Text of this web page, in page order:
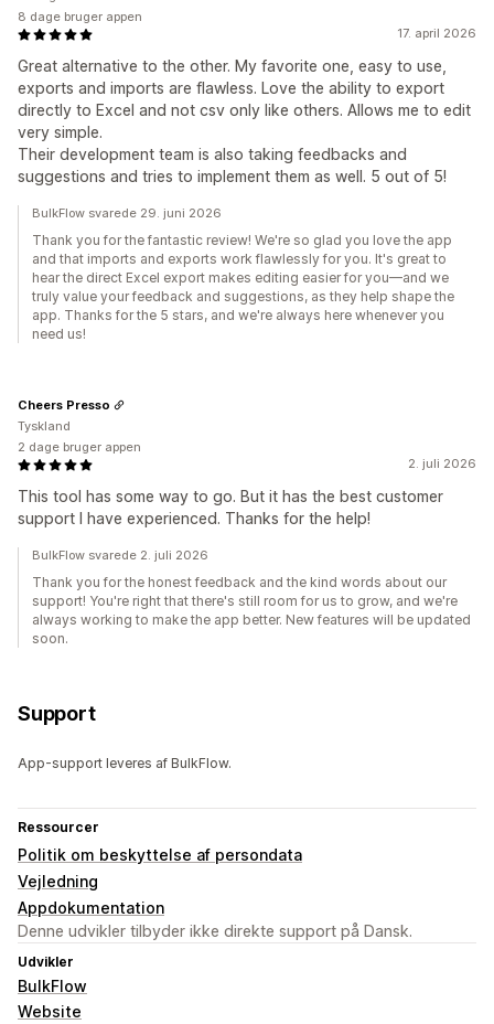
17. april 2026
Great alternative to the other. My favorite one, easy to use,
exports and imports are flawless. Love the ability to export
directly to Excel and not csv only like others. Allows me to edit
very simple.
Their development team is also taking feedbacks and
suggestions and tries to implement them as well. 5 out of 5!
8 dage bruger appen
BulkFlow svarede 29. juni 2026
Thank you for the fantastic review! We're so glad you love the app
and that imports and exports work flawlessly for you. It's great to
hear the direct Excel export makes editing easier for you—and we
truly value your feedback and suggestions, as they help shape the
app. Thanks for the 5 stars, and we're always here whenever you
need us!
2. juli 2026
This tool has some way to go. But it has the best customer
support I have experienced. Thanks for the help!
Cheers Presso
Tyskland
2 dage bruger appen
BulkFlow svarede 2. juli 2026
Thank you for the honest feedback and the kind words about our
support! You're right that there's still room for us to grow, and we're
always working to make the app better. New features will be updated
soon.
Support
App-support leveres af BulkFlow.
Ressourcer
Politik om beskyttelse af persondata
Vejledning
Appdokumentation
Denne udvikler tilbyder ikke direkte support på Dansk.
Udvikler
BulkFlow
Website